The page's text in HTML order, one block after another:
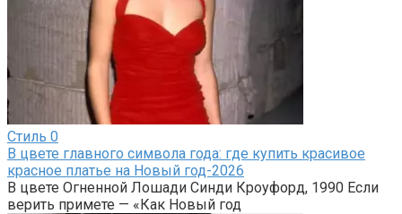
Стиль 0
В цвете главного символа года: где купить красивое
красное платье на Новый год-2026
В цвете Огненной Лошади Синди Кроуфорд, 1990 Если
верить примете — «Как Новый год